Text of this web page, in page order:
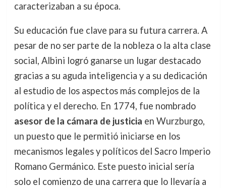
caracterizaban a su época.
Su educación fue clave para su futura carrera. A
pesar de no ser parte de la nobleza o la alta clase
social, Albini logró ganarse un lugar destacado
gracias a su aguda inteligencia y a su dedicación
al estudio de los aspectos más complejos de la
política y el derecho. En 1774, fue nombrado
asesor de la cámara de justicia en Wurzburgo,
un puesto que le permitió iniciarse en los
mecanismos legales y políticos del Sacro Imperio
Romano Germánico. Este puesto inicial sería
solo el comienzo de una carrera que lo llevaría a